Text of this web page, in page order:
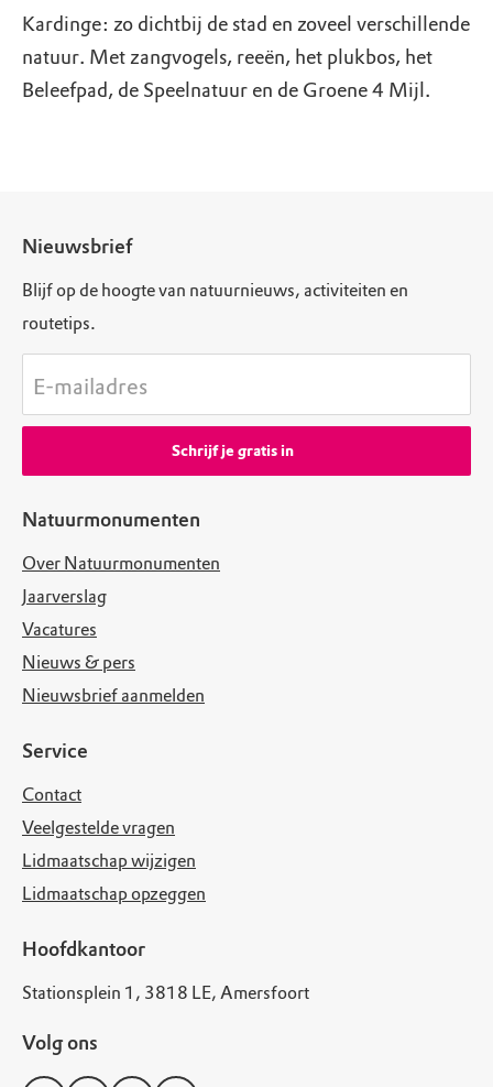
Kardinge: zo dichtbij de stad en zoveel verschillende
natuur. Met zangvogels, reeën, het plukbos, het
Beleefpad, de Speelnatuur en de Groene 4 Mijl.
Natuurmonumenten
Over Natuurmonumenten
Jaarverslag
Vacatures
Nieuws & pers
Nieuwsbrief aanmelden
Service
Contact
Veelgestelde vragen
Lidmaatschap wijzigen
Lidmaatschap opzeggen
Hoofdkantoor
Stationsplein 1, 3818 LE, Amersfoort
Volg ons
Nieuwsbrief
Blijf op de hoogte van natuurnieuws, activiteiten en
routetips.
E-mailadres
Schrijf je gratis in